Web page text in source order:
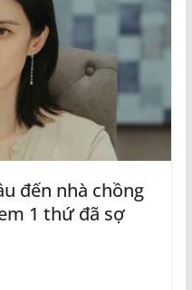
đến nhà chồng
1 thứ đã sợ